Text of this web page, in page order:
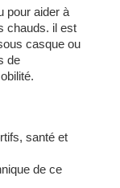
pour aider à
chauds. il est
casque ou
de
santé et
de ce